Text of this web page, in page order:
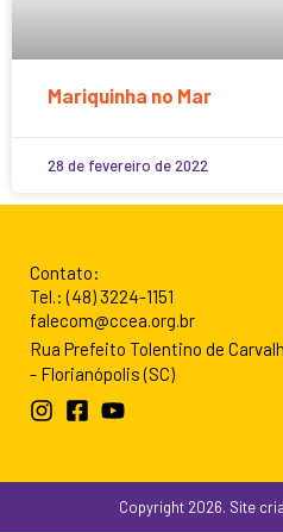
Mariquinha no Mar
28 de fevereiro de 2022
Rua Prefeito Tolentino de
- Florianópolis (SC)
Contato:
Tel.: (48) 3224-1151
falecom@ccea.org.br
Copyright 2026. Site